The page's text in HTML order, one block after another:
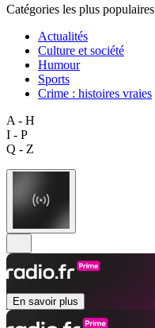
Catégories les plus populaires
Actualités
Culture et société
Humour
Sports
Crime : histoires vraies
A - H
I - P
Q - Z
En savoir plus